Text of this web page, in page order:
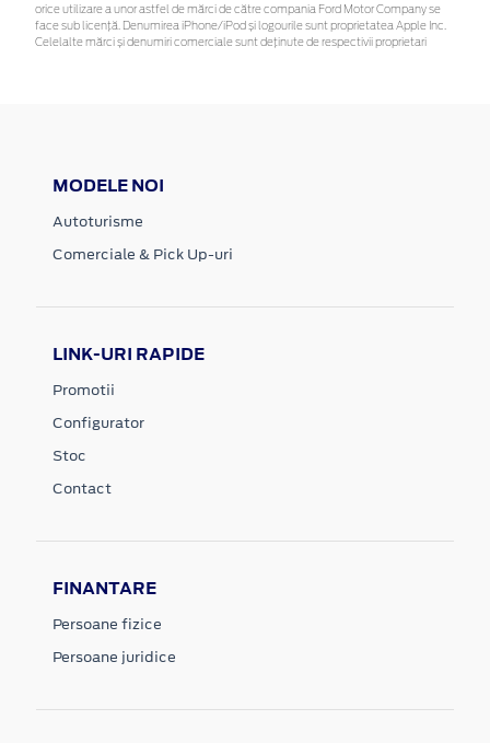
orice utilizare a unor astfel de mărci de către compania Ford Motor Company se
face sub licență. Denumirea iPhone/iPod și logourile sunt proprietatea Apple Inc.
Celelalte mărci și denumiri comerciale sunt deținute de respectivii proprietari
MODELE NOI
Autoturisme
Comerciale & Pick Up-uri
LINK-URI RAPIDE
Promotii
Configurator
Stoc
Contact
FINANTARE
Persoane fizice
Persoane juridice